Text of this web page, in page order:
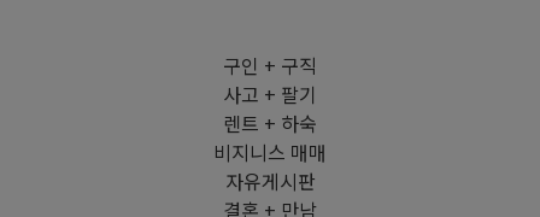
구인 + 구직
사고 + 팔기
렌트 + 하숙
비지니스 매매
자유게시판
결혼 + 만남